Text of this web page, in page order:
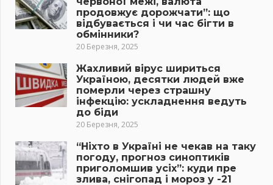
продовжує дорожчати”: що
відбувається і чи час бігти в
обмінники?
20 Березня, 2025
Жахливий вірус шириться
Україною, десятки людей вже
померли через страшну
інфекцію: ускладнення ведуть
до біди
20 Березня, 2025
“Ніхто в Україні не чекав на таку
погоду, прогноз синоптиків
приголомшив усіх”: куди пре
злива, снігопад і мороз у -21